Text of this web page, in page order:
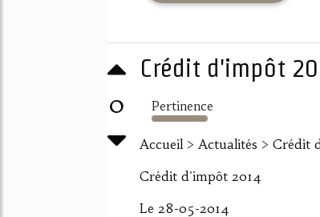
0
Crédit d'impôt
Pertinence
2090%
Accueil > Actualités > Crédit
Crédit d'impôt 2014
Le 28-05-2014